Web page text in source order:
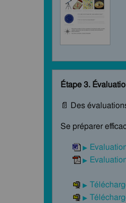
Étape 3.
📄 Des
Se préparer